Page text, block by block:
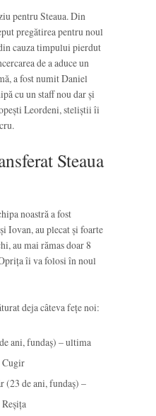
pentru Steaua. Din
pregătirea pentru noul
cauza timpului pierdut
de a aduce un
a fost numit Daniel
cu un staff nou dar și
Leordeni, steliștii îi
Steaua
noastră a fost
Iovan, au plecat și foarte
au mai rămas doar 8
îi va folosi în noul
deja câteva fețe noi:
ani, fundaș) – ultima
Cugir
(23 de ani, fundaș) –